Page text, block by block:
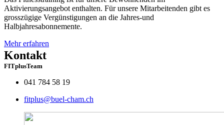
Aktivierungsangebot enthalten. Für unsere Mitarbeitenden gibt es
grosszügige Vergünstigungen an die Jahres-und
Halbjahresabonnemente.
Mehr erfahren
Kontakt
FITplusTeam
041 784 58 19
fitplus@buel-cham.ch